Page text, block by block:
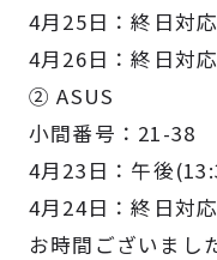
4月25日：終日対応
4月26日：終日対応
② ASUS
小間番号：21-38
4月23日：午後
4月24日：終日対応
お時間ございまし